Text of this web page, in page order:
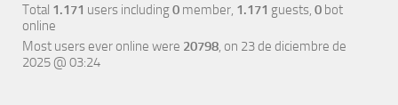
Total 1.171 users including0 member, 1.171 guests, 0 bot
online
Most users ever online were 20798, on 23 de diciembre de
2025 @ 03:24